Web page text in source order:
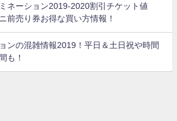
ネーション2019-2020割引チケット値
前売り券お得な買い方情報！
ンの混雑情報2019！平日＆土日祝や時間
も！